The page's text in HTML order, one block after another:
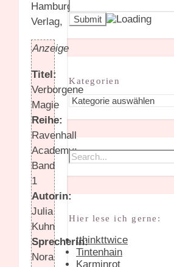
Anzeige
Titel:
Verborgene
Magie
Reihe:
Ravenhall
Academy;
Band
1
Autorin:
Julia
Kuhn
Sprecherin:
Nora
Kategorien
Kategorien
Hier lese ich gerne:
tthinkttwice
Tintenhain
Karminrot